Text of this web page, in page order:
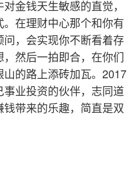
金钱天生敏感的直觉，
在理财中心那个和你有
，会实现你不断看着存
然后一拍即合，在你们
的路上添砖加瓦。2017
业投资的伙伴，志同道
带来的乐趣，简直是双